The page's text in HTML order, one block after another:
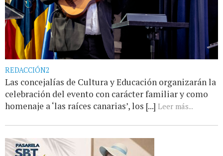
REDACCIÓN2
Las concejalías de Cultura y Educación organizarán la
celebración del evento con carácter familiar y como
homenaje a ‘las raíces canarias’, los [...] Leer más...